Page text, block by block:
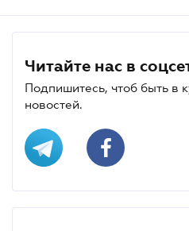
Читайте нас в
Подпишитесь, чтоб быть в
новостей.